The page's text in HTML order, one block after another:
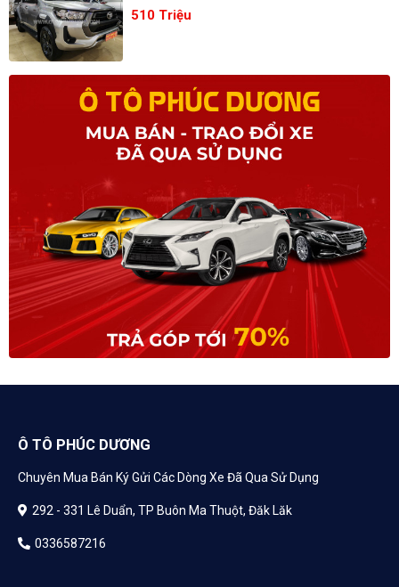
510 Triệu
Ô TÔ PHÚC DƯƠNG
Chuyên Mua Bán Ký Gửi Các Dòng Xe Đã Qua Sử Dụng
292 - 331 Lê Duẩn, TP Buôn Ma Thuột, Đăk Lăk
0336587216